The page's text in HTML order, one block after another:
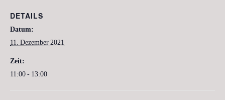
DETAILS
Datum:
11. Dezember 2021
Zeit:
11:00 - 13:00